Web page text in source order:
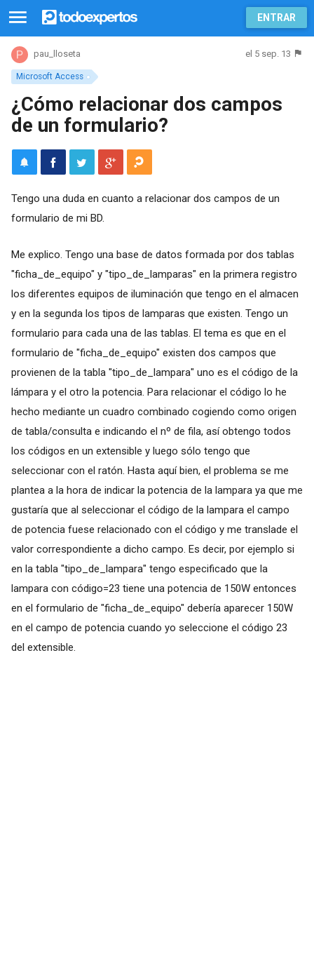
ENTRAR
Microsoft Access
pau_lloseta el 5 sep. 13
¿Cómo relacionar dos campos
de un formulario?
Tengo una duda en cuanto a relacionar dos campos de un
formulario de mi BD.
Me explico. Tengo una base de datos formada por dos tablas
"ficha_de_equipo" y "tipo_de_lamparas" en la primera registro
los diferentes equipos de iluminación que tengo en el almacen
y en la segunda los tipos de lamparas que existen. Tengo un
formulario para cada una de las tablas. El tema es que en el
formulario de "ficha_de_equipo" existen dos campos que
provienen de la tabla "tipo_de_lampara" uno es el código de la
lámpara y el otro la potencia. Para relacionar el código lo he
hecho mediante un cuadro combinado cogiendo como origen
de tabla/consulta e indicando el nº de fila, así obtengo todos
los códigos en un extensible y luego sólo tengo que
seleccionar con el ratón. Hasta aquí bien, el problema se me
plantea a la hora de indicar la potencia de la lampara ya que me
gustaría que al seleccionar el código de la lampara el campo
de potencia fuese relacionado con el código y me translade el
valor correspondiente a dicho campo. Es decir, por ejemplo si
en la tabla "tipo_de_lampara" tengo especificado que la
lampara con código=23 tiene una potencia de 150W entonces
en el formulario de "ficha_de_equipo" debería aparecer 150W
en el campo de potencia cuando yo seleccione el código 23
del extensible.